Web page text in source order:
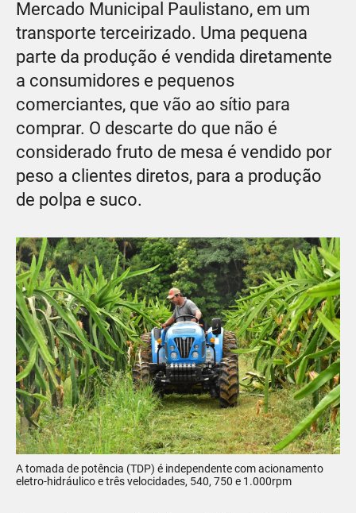
Mercado Municipal Paulistano, em um
transporte terceirizado. Uma pequena
parte da produção é vendida diretamente
a consumidores e pequenos
comerciantes, que vão ao sítio para
comprar. O descarte do que não é
considerado fruto de mesa é vendido por
peso a clientes diretos, para a produção
de polpa e suco.
A tomada de potência (TDP) é independente com acionamento
eletro-hidráulico e três velocidades, 540, 750 e 1.000rpm